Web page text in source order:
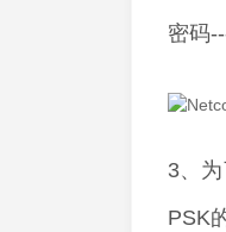
密码
3、
PSK